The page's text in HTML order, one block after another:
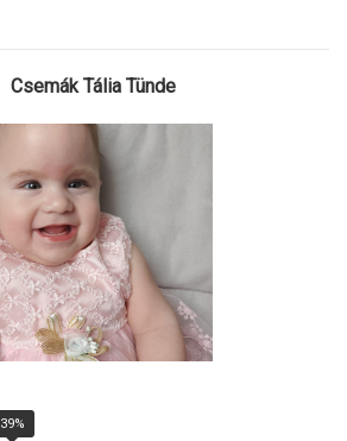
Csemák Tália Tünde
39%